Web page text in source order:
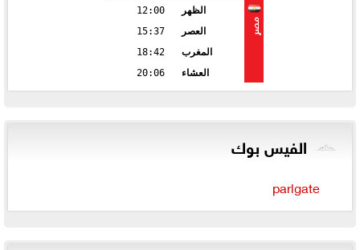
مصر
الظهر
12:00
العصر
15:37
المغرب
18:42
العشاء
20:06
الفيس بوك
parlgate